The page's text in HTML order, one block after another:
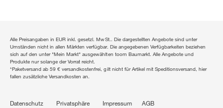
Alle Preisangaben in EUR inkl. gesetzl. MwSt.. Die dargestellten Angebote sind unter
Umständen nicht in allen Märkten verfügbar. Die angegebenen Verfügbarkeiten beziehen
sich auf den unter "Mein Markt" ausgewählten toom Baumarkt. Alle Angebote und
Produkte nur solange der Vorrat reicht.
*Paketversand ab 59 € versandkostenfrei, gilt nicht für Artikel mit Speditionsversand, hier
fallen zusätzliche Versandkosten an.
Datenschutz Privatsphäre Impressum AGB